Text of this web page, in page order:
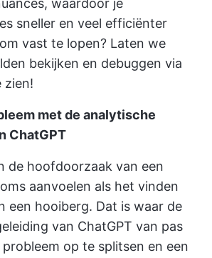
waardoor je
sneller en veel efficiënter
vast te lopen? Laten we
bekijken en debuggen via
zien!
met de analytische
ChatGPT
de hoofdoorzaak van een
aanvoelen als het vinden
een hooiberg. Dat is waar de
van ChatGPT van pas
op te splitsen en een